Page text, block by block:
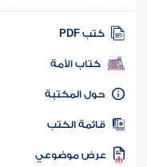
كتب PDF
كتاب الأمة
المكتبة
الكتب